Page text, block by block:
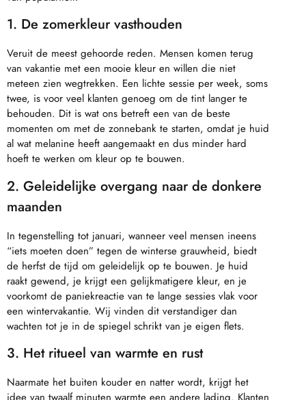
1. De zomerkleur vasthouden
Veruit de meest gehoorde reden. Mensen komen terug
van vakantie met een mooie kleur en willen die niet
meteen zien wegtrekken. Een lichte sessie per week, soms
twee, is voor veel klanten genoeg om de tint langer te
behouden. Dit is wat ons betreft een van de beste
momenten om met de zonnebank te starten, omdat je huid
al wat melanine heeft aangemaakt en dus minder hard
hoeft te werken om kleur op te bouwen.
2. Geleidelijke overgang naar de donkere
maanden
In tegenstelling tot januari, wanneer veel mensen ineens
“iets moeten doen” tegen de winterse grauwheid, biedt
de herfst de tijd om geleidelijk op te bouwen. Je huid
raakt gewend, je krijgt een gelijkmatigere kleur, en je
voorkomt de paniekreactie van te lange sessies vlak voor
een wintervakantie. Wij vinden dit verstandiger dan
wachten tot je in de spiegel schrikt van je eigen flets.
3. Het ritueel van warmte en rust
Naarmate het buiten kouder en natter wordt, krijgt het